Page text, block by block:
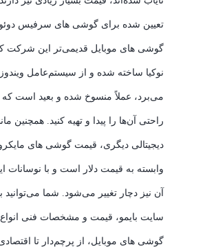
تعیین شده برای گوشی های سرفیس دوئو
گوشی های موبایل قدیمی‌تر این شرکت
نوکیا ساخته شده و از سیستم‌عامل
می‌برد، عملاً منسوخ شده و بعید است که
راحتی آن‌ها را پیدا و تهیه کنید. همچنین
دیجیتالی دیگری، قیمت گوشی های
وابسته به قیمت دلار است و با نوسانات
آن نیز دچار تغییر می‌شود. شما می‌توانید
سایت بایمو، قیمت و مشخصات فنی
گوشی های موبایل، از پرچم‌دار تا اقتصادی